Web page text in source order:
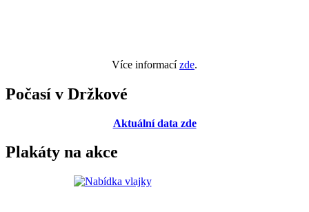
Více informacízde.
Počasí v Držkové
Aktuální data zde
Plakáty na akce